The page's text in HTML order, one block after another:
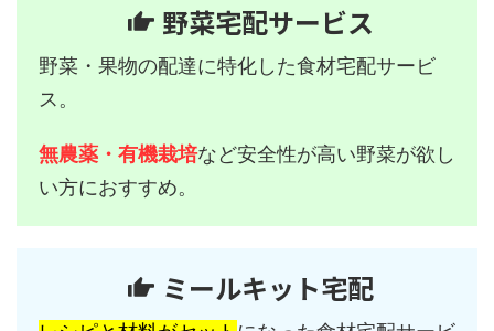
野菜宅配サービス
野菜・果物の配達に特化した食材宅配サービ
ス。
無農薬・有機栽培など安全性が高い野菜が欲し
い方におすすめ。
ミールキット宅配